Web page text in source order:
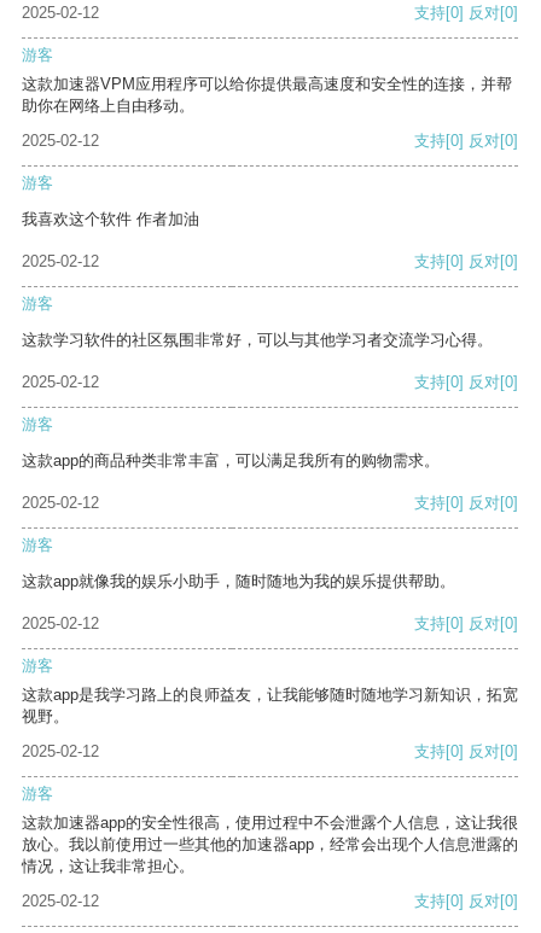
2025-02-12 支持[0] 反对[0]
游客
这款加速器VPM应用程序可以给你提供最高速度和安全性的连接，并帮
助你在网络上自由移动。
2025-02-12
支持[0] 反对[0]
游客
我喜欢这个软件 作者加油
2025-02-12 支持[0] 反对[0]
游客
这款学习软件的社区氛围非常好，可以与其他学习者交流学习心得。
2025-02-12 支持[0] 反对[0]
游客
这款app的商品种类非常丰富，可以满足我所有的购物需求。
2025-02-12 支持[0] 反对[0]
游客
这款app就像我的娱乐小助手，随时随地为我的娱乐提供帮助。
2025-02-12 支持[0] 反对[0]
游客
这款app是我学习路上的良师益友，让我能够随时随地学习新知识，拓宽
视野。
2025-02-12
支持[0] 反对[0]
游客
这款加速器app的安全性很高，使用过程中不会泄露个人信息，这让我很
放心。我以前使用过一些其他的加速器app，经常会出现个人信息泄露的
情况，这让我非常担心。
2025-02-12
支持[0] 反对[0]